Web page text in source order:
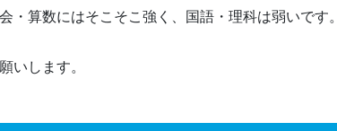
・算数にはそこそこ強く、国語・理科は弱いです。
いします。